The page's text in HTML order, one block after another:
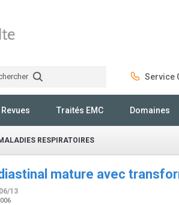
Service
Revues Traités EMC Domaines
RESPIRATOIRES
mature avec
13